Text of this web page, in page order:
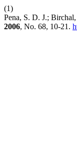
(1)
Pena, S. D. J.;
2006, No. 68, 10-21.